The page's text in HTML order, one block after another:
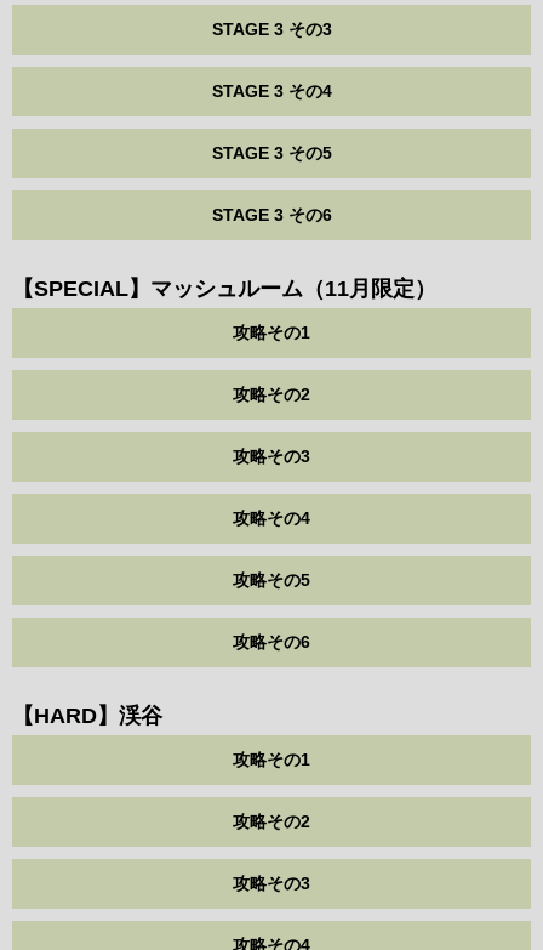
STAGE 3 その3
STAGE 3 その4
STAGE 3 その5
STAGE 3 その6
【SPECIAL】マッシュルーム（11月限定）
攻略その1
攻略その2
攻略その3
攻略その4
攻略その5
攻略その6
【HARD】渓谷
攻略その1
攻略その2
攻略その3
攻略その4